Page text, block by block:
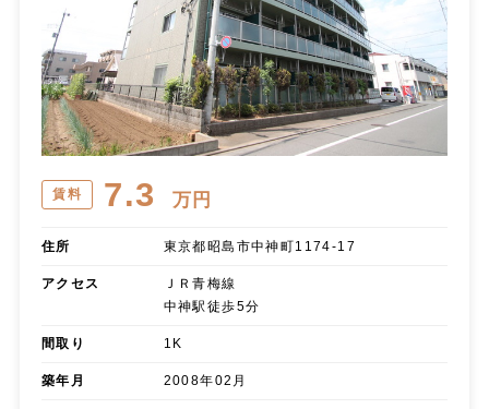
賃料 7.3 万円
住所 東京都昭島市中神町1174-17
アクセス
ＪＲ青梅線
中神駅徒歩5分
間取り 1K
築年月 2008年02月